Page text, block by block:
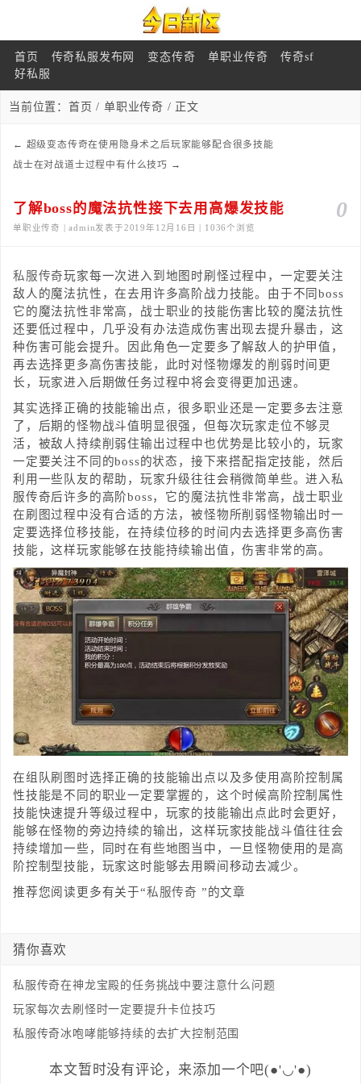
首页 传奇私服发布网 变态传奇 单职业传奇
传奇sf
好私服
当前位置： 首页 /单职业传奇 / 正文
← 超级变态传奇在使用隐身术之后玩家能够配合很多技能
战士在对战道士过程中有什么技巧 →
0
了解boss的魔法抗性接下去用高爆发技能
单职业传奇 | admin发表于2019年12月16日 | 1036个浏览
私服传奇玩家每一次进入到地图时刷怪过程中，一定要关注
敌人的魔法抗性，在去用许多高阶战力技能。由于不同boss
它的魔法抗性非常高，战士职业的技能伤害比较的魔法抗性
还要低过程中，几乎没有办法造成伤害出现去提升暴击，这
种伤害可能会提升。因此角色一定要多了解敌人的护甲值，
再去选择更多高伤害技能，此时对怪物爆发的削弱时间更
长，玩家进入后期做任务过程中将会变得更加迅速。
其实选择正确的技能输出点，很多职业还是一定要多去注意
了，后期的怪物战斗值明显很强，但每次玩家走位不够灵
活，被敌人持续削弱住输出过程中也优势是比较小的，玩家
一定要关注不同的boss的状态，接下来搭配指定技能，然后
利用一些队友的帮助，玩家升级往往会稍微简单些。进入私
服传奇后许多的高阶boss，它的魔法抗性非常高，战士职业
在刷图过程中没有合适的方法，被怪物所削弱怪物输出时一
定要选择位移技能，在持续位移的时间内去选择更多高伤害
技能，这样玩家能够在技能持续输出值，伤害非常的高。
在组队刷图时选择正确的技能输出点以及多使用高阶控制属
性技能是不同的职业一定要掌握的，这个时候高阶控制属性
技能快速提升等级过程中，玩家的技能输出点此时会更好，
能够在怪物的旁边持续的输出，这样玩家技能战斗值往往会
持续增加一些，同时在有些地图当中，一旦怪物使用的是高
阶控制型技能，玩家这时能够去用瞬间移动去减少。
推荐您阅读更多有关于“私服传奇 ”的文章
猜你喜欢
私服传奇在神龙宝殿的任务挑战中要注意什么问题
玩家每次去刷怪时一定要提升卡位技巧
私服传奇冰咆哮能够持续的去扩大控制范围
本文暂时没有评论，来添加一个吧(●'◡'●)